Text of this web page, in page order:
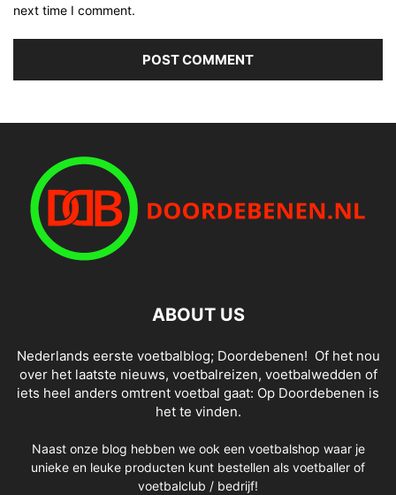
next time I comment.
ABOUT US
Nederlands eerste voetbalblog; Doordebenen! Of het nou
over het laatste nieuws, voetbalreizen, voetbalwedden of
iets heel anders omtrent voetbal gaat: Op Doordebenen is
het te vinden.
Naast onze blog hebben we ook een voetbalshop waar je
unieke en leuke producten kunt bestellen als voetballer of
voetbalclub / bedrijf!